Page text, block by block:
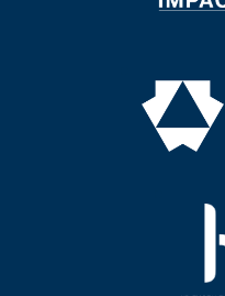
Image
Image